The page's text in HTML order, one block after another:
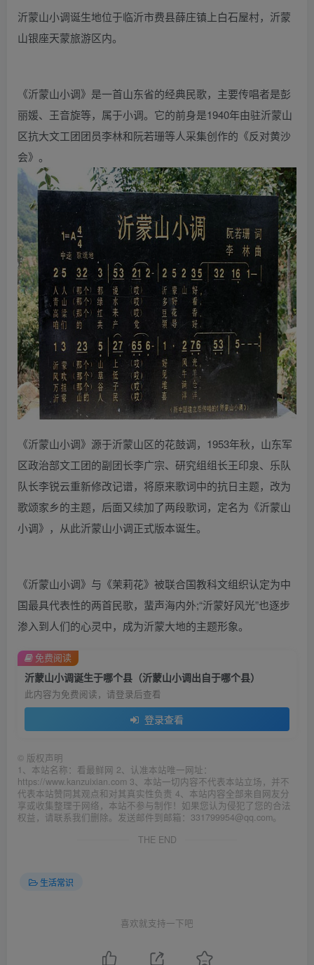
沂蒙山小调诞生地位于临沂市费县薛庄镇上白石屋村，沂蒙
山银座天蒙旅游区内。
《沂蒙山小调》是一首山东省的经典民歌，主要传唱者是彭
丽媛、王音旋等，属于小调。它的前身是1940年由驻沂蒙山
区抗大文工团团员李林和阮若珊等人采集创作的《反对黄沙
会》。
《沂蒙山小调》源于沂蒙山区的花鼓调，1953年秋，山东军
区政治部文工团的副团长李广宗、研究组组长王印泉、乐队
队长李锐云重新修改记谱，将原来歌词中的抗日主题，改为
歌颂家乡的主题，后面又续加了两段歌词，定名为《沂蒙山
小调》，从此沂蒙山小调正式版本诞生。
《沂蒙山小调》与《茉莉花》被联合国教科文组织认定为中
国最具代表性的两首民歌，蜚声海内外;“沂蒙好风光”也逐步
渗入到人们的心灵中，成为沂蒙大地的主题形象。
沂蒙山小调诞生于哪个县（沂蒙山小调出自于哪个县）
此内容为免费阅读，请登录后查看
登录查看
免费阅读
© 版权声明
1、本站名称：看最鲜网 2、认准本站唯一网址：
https://www.kanzuixian.com 3、本站一切内容不代表本站立场，并不
代表本站赞同其观点和对其真实性负责 4、本站内容全部来自网友分
享或收集整理于网络，本站不参与制作！如果您认为侵犯了您的合法
权益，请联系我们删除。发送邮件到邮箱：331799954@qq.com。
THE END
生活常识
喜欢就支持一下吧